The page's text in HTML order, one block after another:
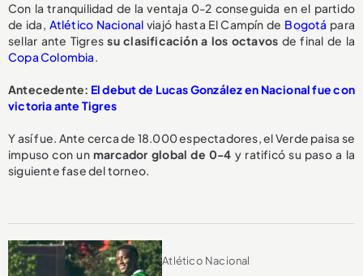
Con la tranquilidad de la ventaja 0-2 conseguida en el partido
de ida, Atlético Nacional viajó hasta El Campín de Bogotá para
sellar ante Tigressu clasificación a los octavos de final de la
Copa Colombia.
Antecedente: El debut de Lucas González en Nacional fue con
victoria ante Tigres
Y así fue. Ante cerca de 18.000 espectadores, el Verde paisa se
impuso con unmarcador global de 0-4 y ratificó su paso a la
siguiente fase del torneo.
Atlético Nacional